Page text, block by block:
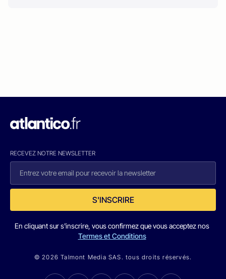
RECEVEZ NOTRE NEWSLETTER
S'INSCRIRE
En cliquant sur s'inscrire, vous confirmez que vous acceptez nos
Termes et Conditions
© 2026 Talmont Media SAS. tous droits réservés.